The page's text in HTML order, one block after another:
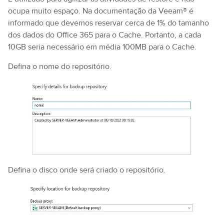
ocupa muito espaço. Na documentação da Veeam® é
informado que devemos reservar cerca de 1% do tamanho
dos dados do Office 365 para o Cache. Portanto, a cada
10GB seria necessário em média 100MB para o Cache.
Defina o nome do repositório.
Defina o disco onde será criado o repositório.